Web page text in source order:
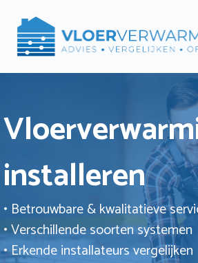
naar
installeren
• Betrouwbare & kwalitatieve
• Verschillende soorten systemen
• Erkende installateurs vergelijken